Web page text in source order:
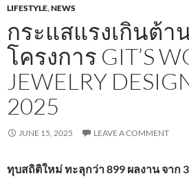
LIFESTYLE,NEWS
กระแสแรงเกินต้า
โครงการ GIT’S
JEWELRY
2025
JUNE 15, 2025 LEAVE A COMMENT
ทุบสถิติใหม่ ทะลุกว่า 899 ผลงาน จาก